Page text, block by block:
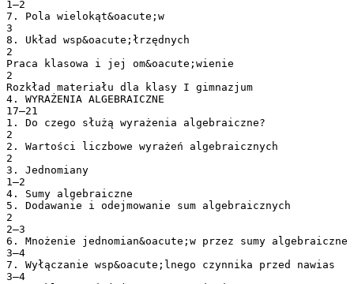
1–2
7. Pola wielokąt&oacute;w
3
8. Układ wsp&oacute;łrzędnych
2
Praca klasowa i jej om&oacute;wienie
2
Rozkład materiału dla klasy I gimnazjum
4. WYRAŻENIA ALGEBRAICZNE
17–21
1. Do czego służą wyrażenia algebraiczne?
2
2. Wartości liczbowe wyrażeń algebraicznych
2
3. Jednomiany
1–2
4. Sumy algebraiczne
5. Dodawanie i odejmowanie sum algebraicznych
2
2–3
6. Mnożenie jednomian&oacute;w przez sumy algebraiczne
3–4
7. Wyłączanie wsp&oacute;lnego czynnika przed nawias
3–4